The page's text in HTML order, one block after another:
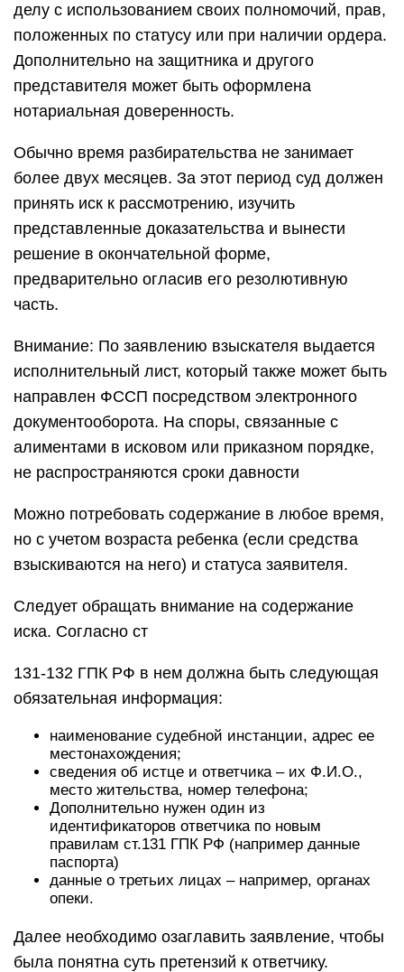
делу с использованием своих полномочий, прав,
положенных по статусу или при наличии ордера.
Дополнительно на защитника и другого
представителя может быть оформлена
нотариальная доверенность.
Обычно время разбирательства не занимает
более двух месяцев. За этот период суд должен
принять иск к рассмотрению, изучить
представленные доказательства и вынести
решение в окончательной форме,
предварительно огласив его резолютивную
часть.
Внимание: По заявлению взыскателя выдается
исполнительный лист, который также может быть
направлен ФССП посредством электронного
документооборота. На споры, связанные с
алиментами в исковом или приказном порядке,
не распространяются сроки давности
Можно потребовать содержание в любое время,
но с учетом возраста ребенка (если средства
взыскиваются на него) и статуса заявителя.
Следует обращать внимание на содержание
иска. Согласно ст
131-132 ГПК РФ в нем должна быть следующая
обязательная информация:
наименование судебной инстанции, адрес ее
местонахождения;
сведения об истце и ответчика – их Ф.И.О.,
место жительства, номер телефона;
Дополнительно нужен один из
идентификаторов ответчика по новым
правилам ст.131 ГПК РФ (например данные
паспорта)
данные о третьих лицах – например, органах
опеки.
Далее необходимо озаглавить заявление, чтобы
была понятна суть претензий к ответчику.